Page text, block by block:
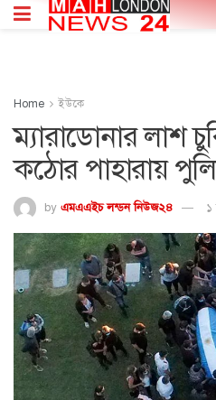
Home ইউকে
ম্যারাডোনার লাশ
কঠোর পাহারায়
by এমএএইচ লন্ডন নিউজ২৪ ১